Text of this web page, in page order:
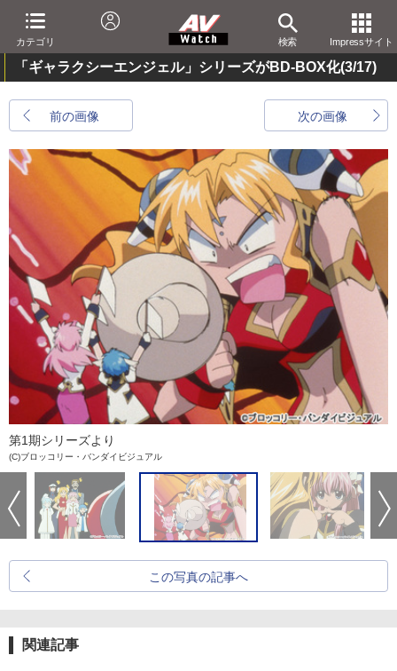
カテゴリ 検索 Impressサイト
「ギャラクシーエンジェル」シリーズがBD-BOX化(3/17)
前の画像 次の画像
第1期シリーズより
(C)ブロッコリー・バンダイビジュアル
この写真の記事へ
関連記事